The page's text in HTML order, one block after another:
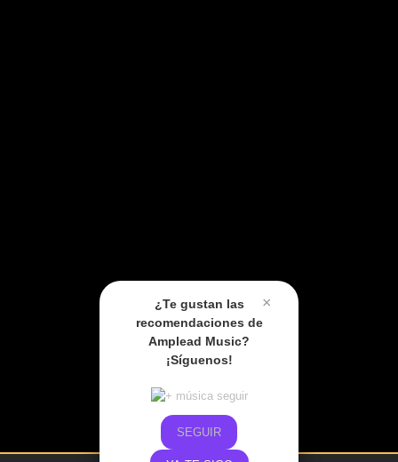
×
¿Te gustan las
recomendaciones de
Amplead Music?
¡Síguenos!
SEGUIR